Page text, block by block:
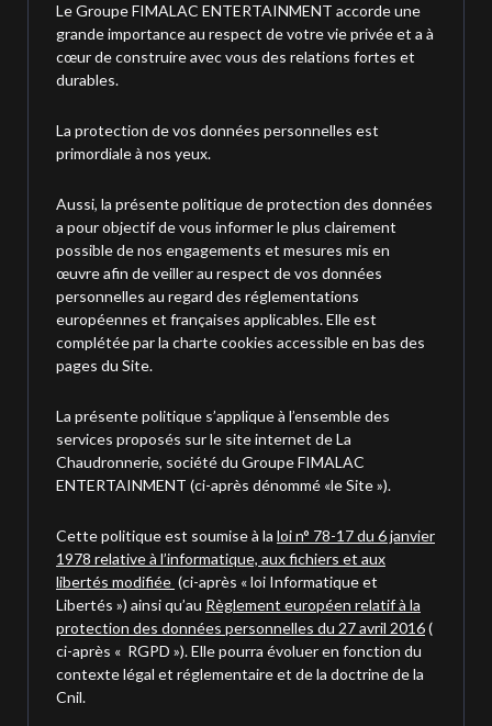
Le Groupe FIMALAC ENTERTAINMENT accorde une
grande importance au respect de votre vie privée et a à
cœur de construire avec vous des relations fortes et
durables.
La protection de vos données personnelles est
primordiale à nos yeux.
Aussi, la présente politique de protection des données
a pour objectif de vous informer le plus clairement
possible de nos engagements et mesures mis en
œuvre afin de veiller au respect de vos données
personnelles au regard des réglementations
européennes et françaises applicables. Elle est
complétée par la charte cookies accessible en bas des
pages du Site.
La présente politique s’applique à l’ensemble des
services proposés sur le site internet de La
Chaudronnerie, société du Groupe FIMALAC
ENTERTAINMENT (ci-après dénommé «le Site »).
Cette politique est soumise à la loi n° 78-17 du 6 janvier
1978 relative à l’informatique, aux fichiers et aux
libertés modifiée (ci-après « loi Informatique et
Libertés ») ainsi qu’au Règlement européen relatif à la
protection des données personnelles du 27 avril 2016(
ci-après « RGPD »). Elle pourra évoluer en fonction du
contexte légal et réglementaire et de la doctrine de la
Cnil.